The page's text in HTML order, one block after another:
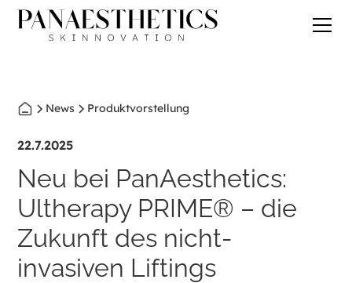
News Produktvorstellung
22.7.2025
Neu bei PanAesthetics:
Ultherapy PRIME® – die
Zukunft des nicht-
invasiven Liftings